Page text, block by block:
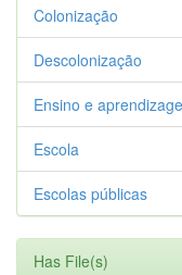
Colonização
Descolonização
Ensino e
Escola
Escolas públicas
Has File(s)